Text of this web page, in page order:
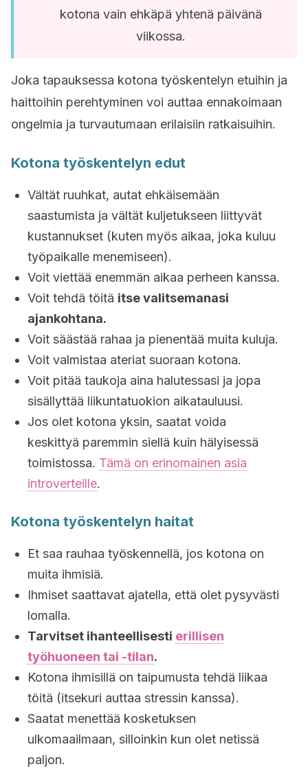
kotona vain ehkäpä yhtenä päivänä
viikossa.
Joka tapauksessa kotona työskentelyn etuihin ja
haittoihin perehtyminen voi auttaa ennakoimaan
ongelmia ja turvautumaan erilaisiin ratkaisuihin.
Kotona työskentelyn edut
Vältät ruuhkat, autat ehkäisemään
saastumista ja vältät kuljetukseen liittyvät
kustannukset (kuten myös aikaa, joka kuluu
työpaikalle menemiseen).
Voit viettää enemmän aikaa perheen kanssa.
Voit tehdä töitä itse valitsemanasi
ajankohtana.
Voit säästää rahaa ja pienentää muita kuluja.
Voit valmistaa ateriat suoraan kotona.
Voit pitää taukoja aina halutessasi ja jopa
sisällyttää liikuntatuokion aikatauluusi.
Jos olet kotona yksin, saatat voida
keskittyä paremmin siellä kuin hälyisessä
toimistossa. Tämä on erinomainen asia
introverteille.
Kotona työskentelyn haitat
Et saa rauhaa työskennellä, jos kotona on
muita ihmisiä.
Ihmiset saattavat ajatella, että olet pysyvästi
lomalla.
Tarvitset ihanteellisesti erillisen
työhuoneen tai -tilan.
Kotona ihmisillä on taipumusta tehdä liikaa
töitä (itsekuri auttaa stressin kanssa).
Saatat menettää kosketuksen
ulkomaailmaan, silloinkin kun olet netissä
paljon.